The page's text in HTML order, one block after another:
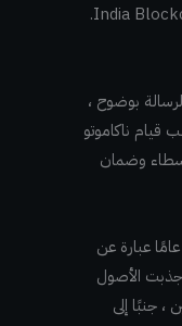
Kapoor ، مؤسس India Blockchain Alliance.
بوضوح ،
قيام ناكاموتو
وضمان
كانت رحلة البتكوين التي استمرت 13 عامًا عبارة عن
جذبت الأصول
، جنبًا إلى